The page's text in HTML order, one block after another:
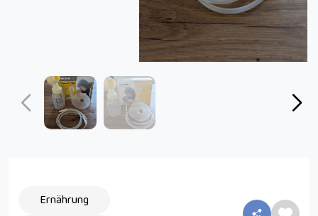
Ernährung